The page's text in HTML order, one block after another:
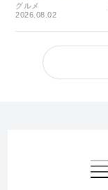
グルメ
2026.08.02